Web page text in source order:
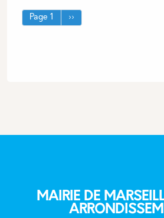
Pagination
Page 1 Page suivante
››
MAIRIE DE